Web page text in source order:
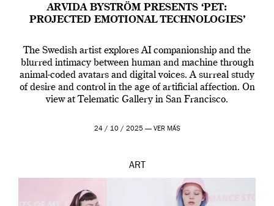
ARVIDA BYSTRÖM PRESENTS ‘PET:
PROJECTED EMOTIONAL TECHNOLOGIES’
The Swedish artist explores AI companionship and the
blurred intimacy between human and machine through
animal-coded avatars and digital voices. A surreal study
of desire and control in the age of artificial affection. On
view at Telematic Gallery in San Francisco.
24 / 10 / 2025 — VER MÁS
ART